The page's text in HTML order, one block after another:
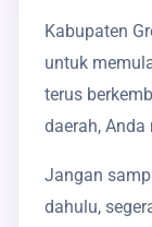
Kabupaten
untuk
terus
daerah,
Jangan
dahulu,